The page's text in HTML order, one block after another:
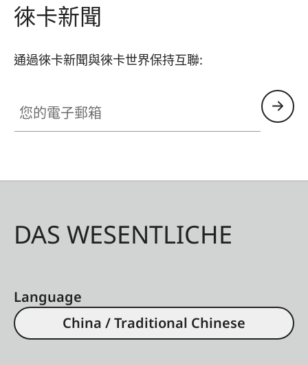
徠卡新聞
通過徠卡新聞與徠卡世界保持互聯:
DAS WESENTLICHE
Language
China / Traditional Chinese